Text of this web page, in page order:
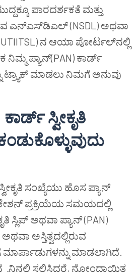
ಪಾರದರ್ಶಕತೆ ಮತ್ತು
ಎನ್‌ಎಸ್‌ಡಿಎಲ್ (NSDL) ಅಥವಾ
ನ ಆಯಾ ಪೋರ್ಟಲ್‌ನಲ್ಲಿ
ಪ್ಯಾನ್(PAN) ಕಾರ್ಡ್
ಟ್ರ್ಯಾಕ್ ಮಾಡಲು ನಿಮಗೆ ಅನುವು
ಕಾರ್ಡ್ಸ್ವೀಕೃತಿ
ಸಂಖ್ಯೆಯು ಹೊಸ ಪ್ಯಾನ್
ಪ್ರಕ್ರಿಯೆಯ ಸಮಯದಲ್ಲಿ
ಸ್ಲಿಪ್ ಅಥವಾ ಪ್ಯಾನ್ (PAN)
ಅಸ್ತಿತ್ವದಲ್ಲಿರುವ
ಮಾರ್ಪಾಡುಗಳನ್ನು ಮಾಡಲಾಗಿದೆ.
ಸಲ್ಲಿಸಿದರೆ, ನೋಂದಾಯಿತ